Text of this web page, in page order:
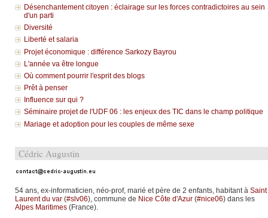
Désenchantement citoyen : éclairage sur les forces contradictoires au sein
d'un parti
Diversité
Liberté et salaria
Projet économique : différence Sarkozy Bayrou
L'année va être longue
Où comment pourrir l'esprit des blogs
Prêt à penser
Influence sur qui ?
Séminaire projet de l'UDF 06 : les enjeux des TIC dans le champ politique
Mariage et adoption pour les couples de même sexe
Cédric Augustin
54 ans, ex-informaticien, néo-prof, marié et père de 2 enfants, habitant à Saint
Laurent du var(#slv06), commune de Nice Côte d'Azur(#nice06) dans les
Alpes Maritimes(France).